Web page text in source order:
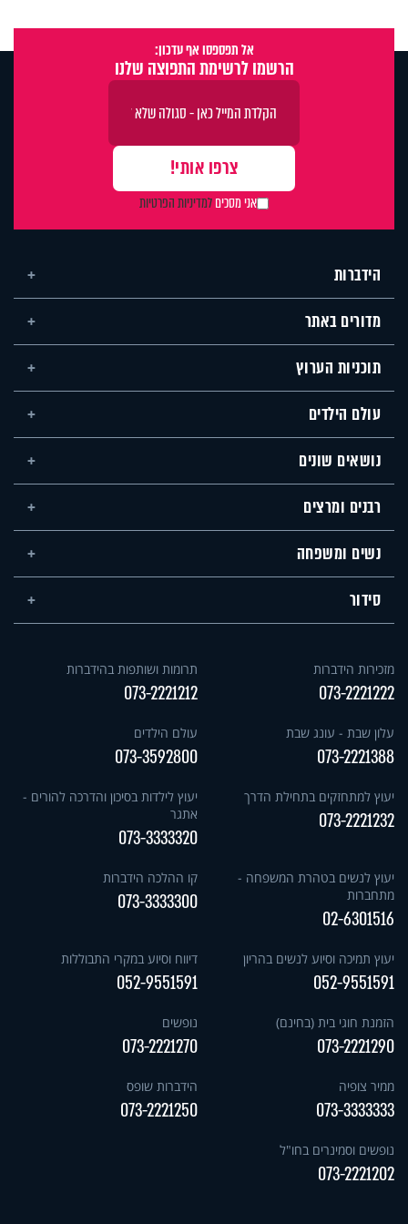
אל תפספסו אף עדכון:
הרשמו לרשימת התפוצה שלנו
אני מסכיםלמדיניות הפרטיות
הידברות
מדורים באתר
תוכניות הערוץ
עולם הילדים
נושאים שונים
רבנים ומרצים
נשים ומשפחה
סידור
מזכירות הידברות
073-2221222
תרומות ושותפות בהידברות
073-2221212
עלון שבת - עונג שבת
073-2221388
עולם הילדים
073-3592800
יעוץ למתחזקים בתחילת הדרך
073-2221232
יעוץ לילדות בסיכון והדרכה להורים -
אתגר
073-3333320
יעוץ לנשים בטהרת המשפחה -
מתחברות
02-6301516
קו ההלכה הידברות
073-3333300
יעוץ תמיכה וסיוע לנשים בהריון
052-9551591
דיווח וסיוע במקרי התבוללות
052-9551591
הזמנת חוגי בית (בחינם)
073-2221290
נופשים
073-2221270
ממיר צופיה
073-3333333
הידברות שופס
073-2221250
נופשים וסמינרים בחו"ל
073-2221202